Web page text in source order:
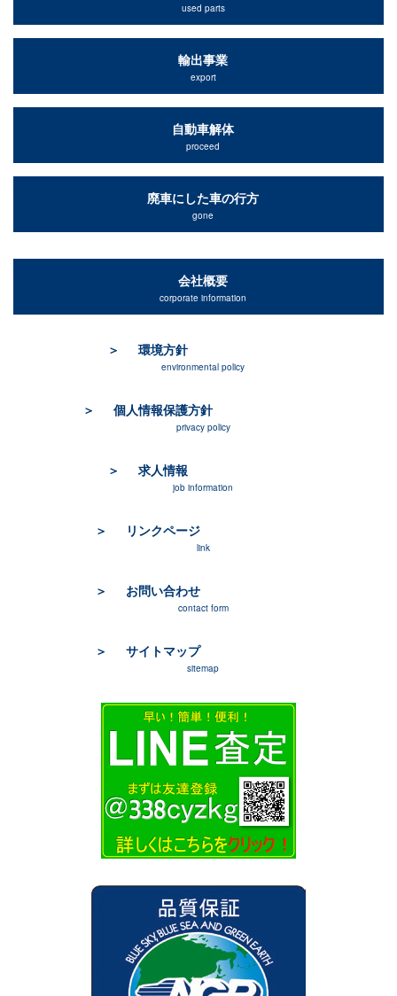
used parts
輸出事業
export
自動車解体
proceed
廃車にした車の行方
gone
会社概要
corporate information
環境方針
environmental policy
個人情報保護方針
privacy policy
求人情報
job information
リンクページ
link
お問い合わせ
contact form
サイトマップ
sitemap